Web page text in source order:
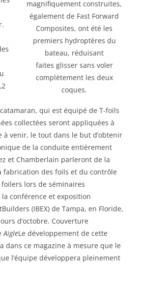
magnifiquement construites,
également de Fast Forward
Composites, ont été les
premiers hydroptères du
bateau, réduisant
faites glisser sans voler
complètement les deux
coques.
catamaran, qui est équipé de T-foils
collectées seront appliquées à
à venir, le tout dans le but d’obtenir
de la conduite entièrement
et Chamberlain parleront de la
fabrication des foils et du contrôle
lors de séminaires
conférence et exposition
(IBEX) de Tampa, en Floride,
d’octobre. Couverture
AigleLe développement de cette
dans ce magazine à mesure que le
l’équipe développera pleinement